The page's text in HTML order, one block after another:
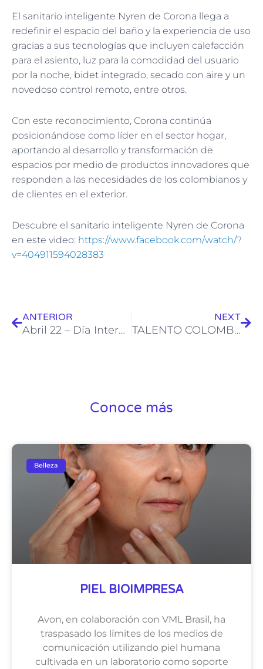
El sanitario inteligente Nyren de Corona llega a
redefinir el espacio del baño y la experiencia de uso
gracias a sus tecnologías que incluyen calefacción
para el asiento, luz para la comodidad del usuario
por la noche, bidet integrado, secado con aire y un
novedoso control remoto, entre otros.
Con este reconocimiento, Corona continúa
posicionándose como líder en el sector hogar,
aportando al desarrollo y transformación de
espacios por medio de productos innovadores que
responden a las necesidades de los colombianos y
de clientes en el exterior.
Descubre el sanitario inteligente Nyren de Corona
en este video: https://www.facebook.com/watch/?
v=404911594028383
ANTERIOR
Abril 22 – Día Internacional de la Tierra. Programación especial por SYFY
NEXT
TALENTO COLOMBIANO EN EXPO DUBAI
Conoce más
Belleza
PIEL BIOIMPRESA
Avon, en colaboración con VML Brasil, ha
traspasado los límites de los medios de
comunicación utilizando piel humana
cultivada en un laboratorio como soporte